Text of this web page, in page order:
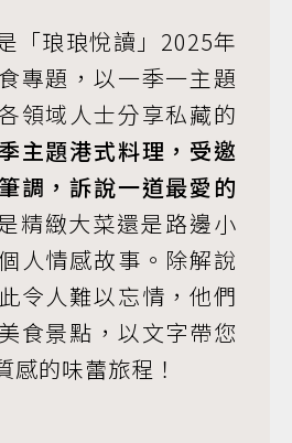
「琅琅悅讀」2025年
專題，以一季一主題
領域人士分享私藏的
主題港式料理，受邀
調，訴說一道最愛的
緻大菜還是路邊小
人情感故事。除解說
令人難以忘情，他們
食景點，以文字帶您
感的味蕾旅程！